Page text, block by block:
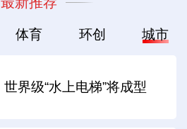
体育 环创 城市
世界级“水上电梯”将成型